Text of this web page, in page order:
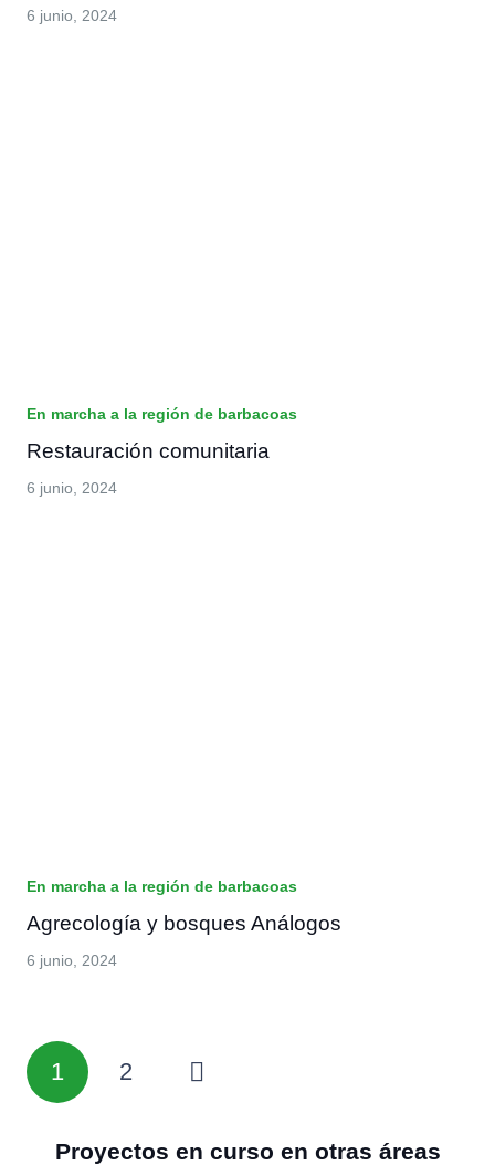
6 junio, 2024
En marcha a la región de barbacoas
Restauración comunitaria
6 junio, 2024
En marcha a la región de barbacoas
Agrecología y bosques Análogos
6 junio, 2024
1 2
Proyectos en curso en otras áreas